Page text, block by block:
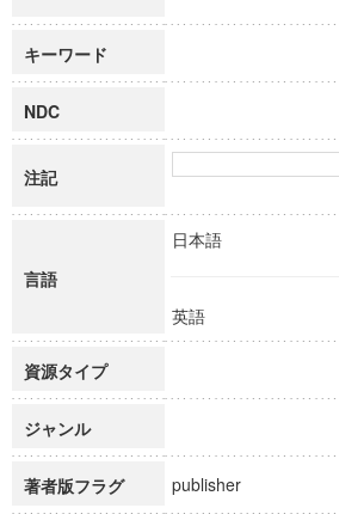
キーワード
NDC
注記
言語
日本語
英語
資源タイプ
ジャンル
著者版フラグ publisher